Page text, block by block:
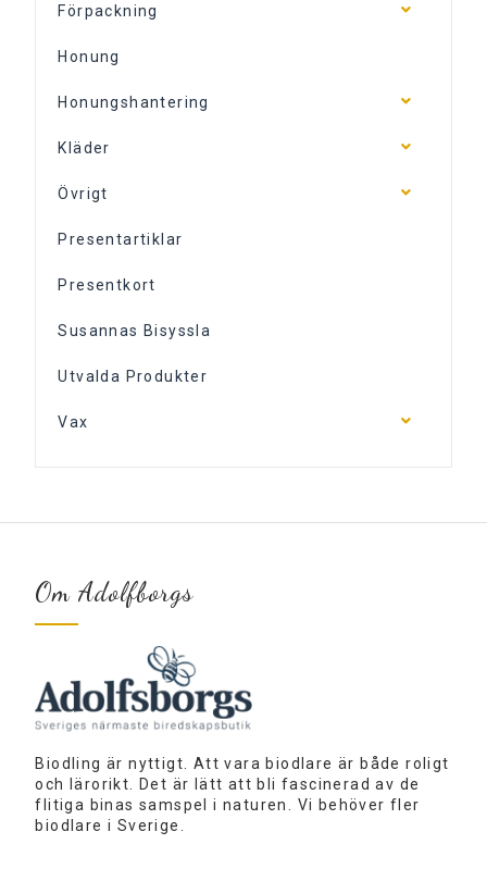
Förpackning
Honung
Honungshantering
Kläder
Övrigt
Presentartiklar
Presentkort
Susannas Bisyssla
Utvalda Produkter
Vax
Om Adolfborgs
Biodling är nyttigt. Att vara biodlare är både roligt
och lärorikt. Det är lätt att bli fascinerad av de
flitiga binas samspel i naturen. Vi behöver fler
biodlare i Sverige.